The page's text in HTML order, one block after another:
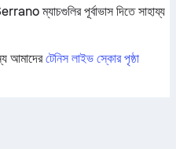
ম্যাচগুলির পূর্বাভাস দিতে সাহায্য
আমাদেরটেনিস লাইভ স্কোর পৃষ্ঠা